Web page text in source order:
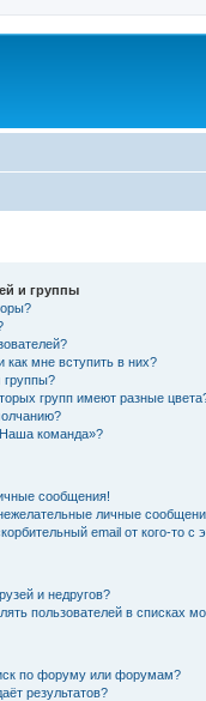
и группы
как мне вступить в них?
группы?
групп имеют разные
команда»?
сообщения!
личные
email от кого-то с
и недругов?
пользователей в списках
по форуму или форумам?
результатов?